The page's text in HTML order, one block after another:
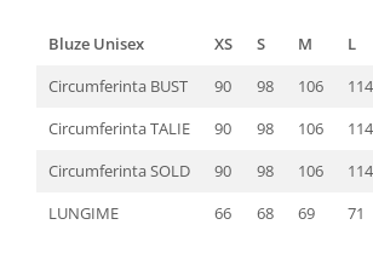
Bluze Unisex XS S M L
Circumferinta BUST
90 98 106 114
Circumferinta TALIE
90 98 106 114
Circumferinta SOLD
90 98 106 114
LUNGIME
66 68 69 71